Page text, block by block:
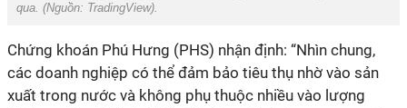
qua. (Nguồn: TradingView).
Chứng khoán Phú Hưng (PHS) nhận định: “Nhìn chung,
các doanh nghiệp có thể đảm bảo tiêu thụ nhờ vào sản
xuất trong nước và không phụ thuộc nhiều vào lượng